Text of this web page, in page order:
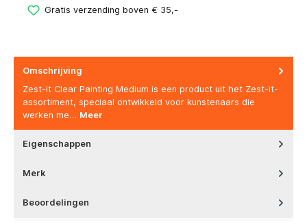
Gratis verzending boven € 35,-
Omschrijving
Zest-it Clear Painting Medium is een product uit het Zest-it-
assortiment, speciaal ontwikkeld voor kunstenaars die
werken me… Meer
Eigenschappen
Merk
Beoordelingen